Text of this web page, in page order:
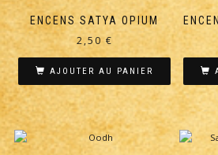
ENCENS SATYA OPIUM
2,50 €
AJOUTER AU PANIER